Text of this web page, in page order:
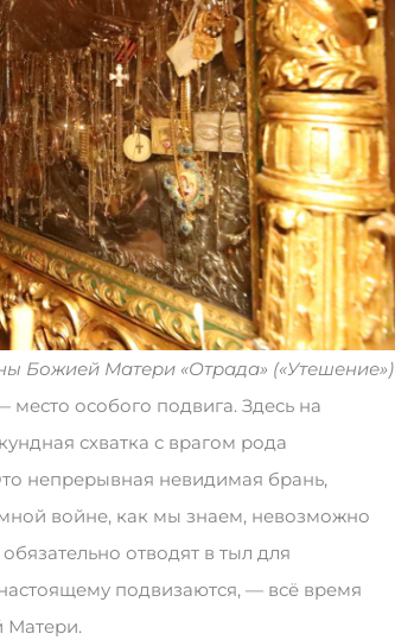
Божией Матери «Отрада» («Утешение»)
особого подвига. Здесь на
схватка с врагом рода
непрерывная невидимая брань,
войне, как мы знаем, невозможно
отводят в тыл для
подвизаются, — всё время
Матери.